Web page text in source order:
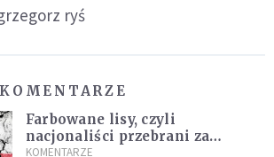
ryś
KOMENTARZE
Farbowane lisy, czyli
nacjonaliści przebrani za
chrześcijan
KOMENTARZE